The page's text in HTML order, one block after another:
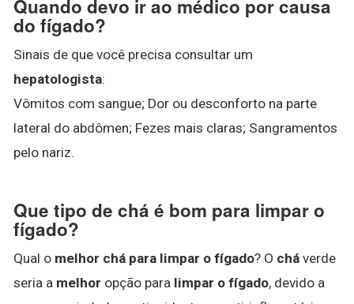
Quando devo ir ao médico por causa
do fígado?
Sinais de que você precisa consultar um
hepatologista:
Vômitos com sangue; Dor ou desconforto na parte
lateral do abdômen; Fezes mais claras; Sangramentos
pelo nariz.
Que tipo de chá é bom para limpar o
fígado?
Qual o melhor chá para limpar o fígado? O chá verde
seria a melhor opção para limpar o fígado, devido a